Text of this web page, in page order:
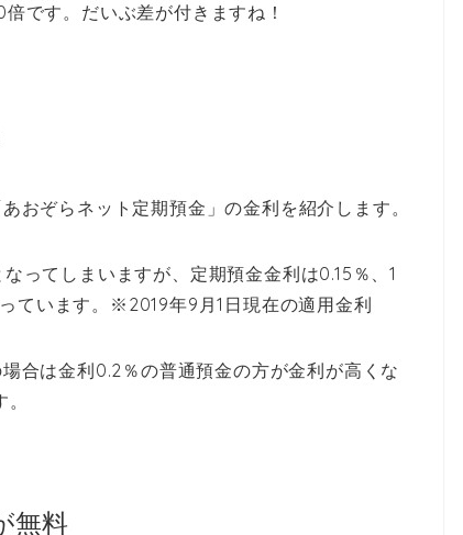
です。だいぶ差が付きますね！
おぞらネット定期預金」の金利を紹介します。
ってしまいますが、定期預金金利は0.15％、1
ています。※2019年9月1日現在の適用金利
合は金利0.2％の普通預金の方が金利が高くな
無料